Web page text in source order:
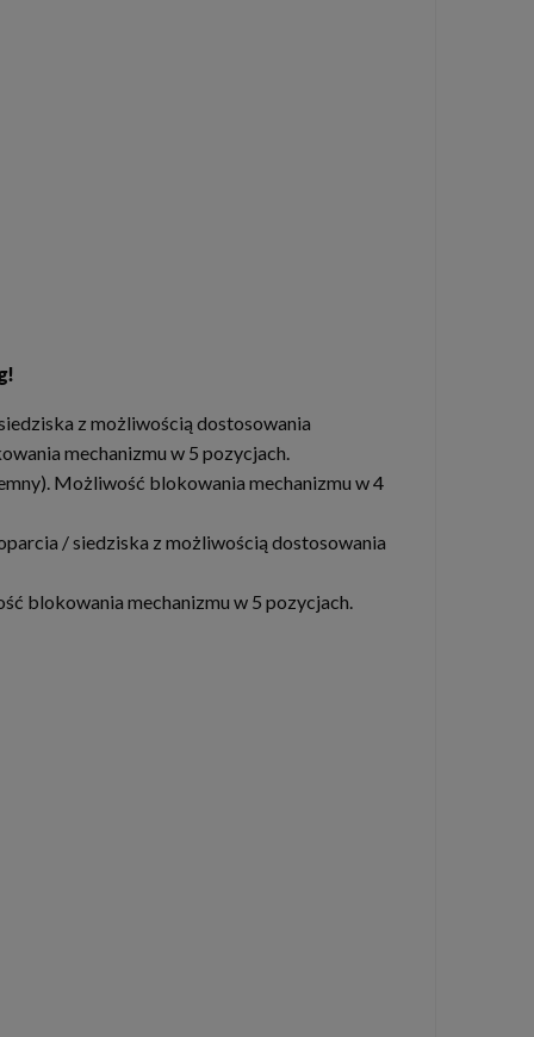
!
z możliwością dostosowania
mechanizmu w 5 pozycjach.
Możliwość blokowania mechanizmu w 4
/ siedziska z możliwością dostosowania
blokowania mechanizmu w 5 pozycjach.